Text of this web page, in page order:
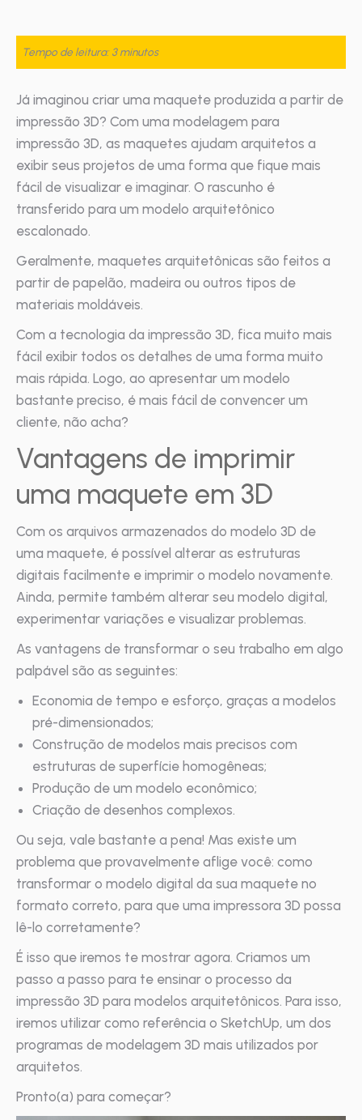
Tempo de leitura: 3 minutos
Já imaginou criar uma maquete produzida a partir de
impressão 3D? Com uma modelagem para
impressão 3D, as maquetes ajudam arquitetos a
exibir seus projetos de uma forma que fique mais
fácil de visualizar e imaginar. O rascunho é
transferido para um modelo arquitetônico
escalonado.
Geralmente, maquetes arquitetônicas são feitos a
partir de papelão, madeira ou outros tipos de
materiais moldáveis.
Com a tecnologia da impressão 3D, fica muito mais
fácil exibir todos os detalhes de uma forma muito
mais rápida. Logo, ao apresentar um modelo
bastante preciso, é mais fácil de convencer um
cliente, não acha?
Vantagens de imprimir
uma maquete em 3D
Com os arquivos armazenados do modelo 3D de
uma maquete, é possível alterar as estruturas
digitais facilmente e imprimir o modelo novamente.
Ainda, permite também alterar seu modelo digital,
experimentar variações e visualizar problemas.
As vantagens de transformar o seu trabalho em algo
palpável são as seguintes:
Economia de tempo e esforço, graças a modelos
pré-dimensionados;
Construção de modelos mais precisos com
estruturas de superfície homogêneas;
Produção de um modelo econômico;
Criação de desenhos complexos.
Ou seja, vale bastante a pena! Mas existe um
problema que provavelmente aflige você: como
transformar o modelo digital da sua maquete no
formato correto, para que uma impressora 3D possa
lê-lo corretamente?
É isso que iremos te mostrar agora. Criamos um
passo a passo para te ensinar o processo da
impressão 3D para modelos arquitetônicos. Para isso,
iremos utilizar como referência o SketchUp, um dos
programas de modelagem 3D mais utilizados por
arquitetos.
Pronto(a) para começar?